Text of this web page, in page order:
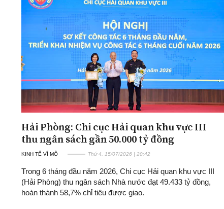
Hải Phòng: Chi cục Hải quan khu vực III
thu ngân sách gần 50.000 tỷ đồng
KINH TẾ VĨ MÔ Thứ 4, 15/07/2026 | 20:42
Trong 6 tháng đầu năm 2026, Chi cục Hải quan khu vực III
(Hải Phòng) thu ngân sách Nhà nước đạt 49.433 tỷ đồng,
hoàn thành 58,7% chỉ tiêu được giao.